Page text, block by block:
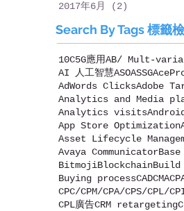
2017年6月
(2)
Search By Tags 標籤
10C5G應用AB/ Mult-
AI 人工智慧ASOASSG
AdWords ClicksAdobe
Analytics and Media
Analytics visitsAndroid
App Store Optimization
Asset Lifecycle
Avaya CommunicatorBase
BitmojiBlockchainBuild
Buying processCADCMA
CPC/CPM/CPA/CPS/CPL/
CPL廣告CRM retargeting